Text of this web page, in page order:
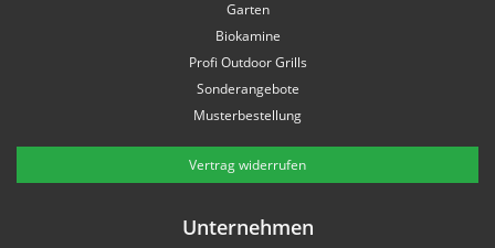
Garten
Biokamine
Profi Outdoor Grills
Sonderangebote
Musterbestellung
Vertrag widerrufen
Unternehmen